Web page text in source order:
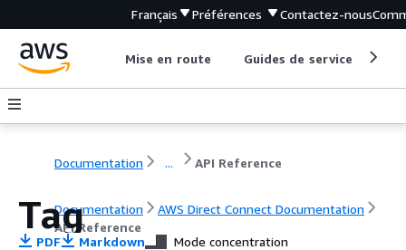
Français Préférences Contactez-nous
Mise en route Guides de service
Documentation ... API Reference
Documentation
AWS Direct Connect Documentation
API Reference
Tag
PDF Markdown Mode concentration